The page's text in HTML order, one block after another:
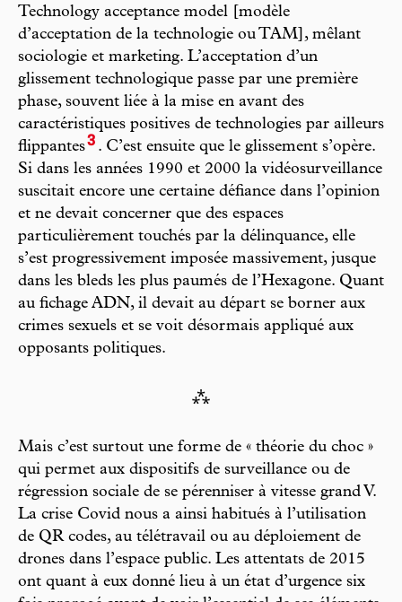
Technology acceptance model [modèle
d’acceptation de la technologie ou TAM], mêlant
sociologie et marketing. L’acceptation d’un
glissement technologique passe par une première
phase, souvent liée à la mise en avant des
caractéristiques positives de technologies par ailleurs
flippantes3 . C’est ensuite que le glissement s’opère.
Si dans les années 1990 et 2000 la vidéosurveillance
suscitait encore une certaine défiance dans l’opinion
et ne devait concerner que des espaces
particulièrement touchés par la délinquance, elle
s’est progressivement imposée massivement, jusque
dans les bleds les plus paumés de l’Hexagone. Quant
au fichage ADN, il devait au départ se borner aux
crimes sexuels et se voit désormais appliqué aux
opposants politiques.
⁂
Mais c’est surtout une forme de « théorie du choc »
qui permet aux dispositifs de surveillance ou de
régression sociale de se pérenniser à vitesse grand V.
La crise Covid nous a ainsi habitués à l’utilisation
de QR codes, au télétravail ou au déploiement de
drones dans l’espace public. Les attentats de 2015
ont quant à eux donné lieu à un état d’urgence six